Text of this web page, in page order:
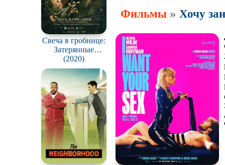
Свеча в гробнице:
Затерянные
подземелья / Long
ling mi ku
(2020)
Фильмы » Хочу